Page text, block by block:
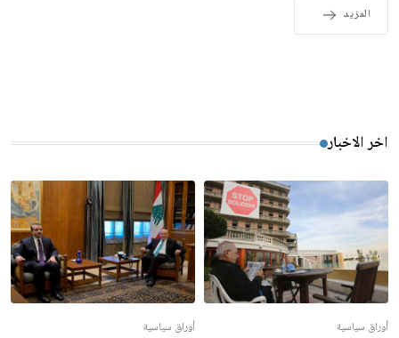
المزيد
اخر الاخبار
أوراق سياسية أوراق سياسية